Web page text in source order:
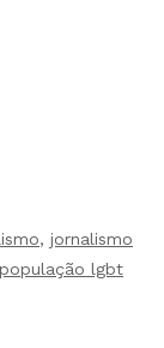
, jornalismo
população lgbt